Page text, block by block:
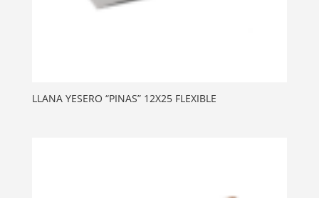
LLANA YESERO “PINAS” 12X25 FLEXIBLE